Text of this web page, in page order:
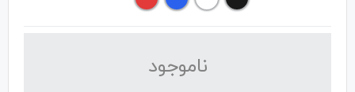
نا‌موجود